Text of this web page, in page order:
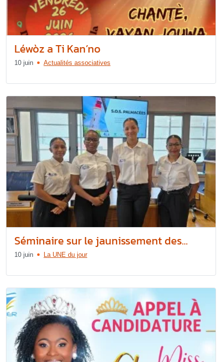
Léwòz a Ti Kan’no
10 juin Actualités associatives
Séminaire sur le jaunissement des...
10 juin La UNE du jour